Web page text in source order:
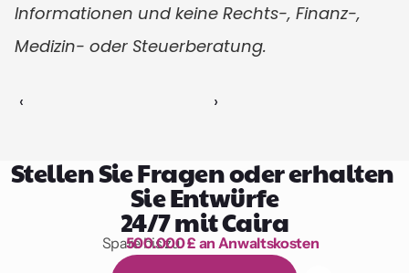
Informationen und keine Rechts-, Finanz-,
Medizin- oder Steuerberatung.
‹ ›
Stellen Sie Fragen oder erhalten
Sie Entwürfe
24/7 mit Caira
1.000 Stunden Lesen
Spare bis zu
500.000 £ an Anwaltskosten